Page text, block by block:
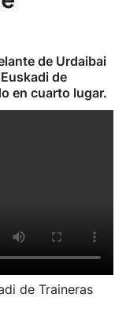
de Urdaibai
de
en cuarto lugar.
de Traineras